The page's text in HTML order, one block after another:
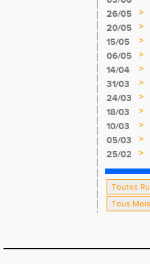
26/05 >
20/05
>
15/05
>
06/05
>
14/04
>
31/03
>
24/03
>
18/03 >
10/03
>
05/03
>
25/02 >